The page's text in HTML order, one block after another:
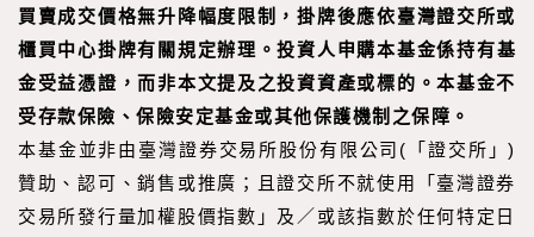
買賣成交價格無升降幅度限制，掛牌後應依臺灣證交所或
櫃買中心掛牌有關規定辦理。投資人申購本基金係持有基
金受益憑證，而非本文提及之投資資產或標的。本基金不
受存款保險、保險安定基金或其他保護機制之保障。
本基金並非由臺灣證券交易所股份有限公司(「證交所」)
贊助、認可、銷售或推廣；且證交所不就使用「臺灣證券
交易所發行量加權股價指數」及／或該指數於任何特定日